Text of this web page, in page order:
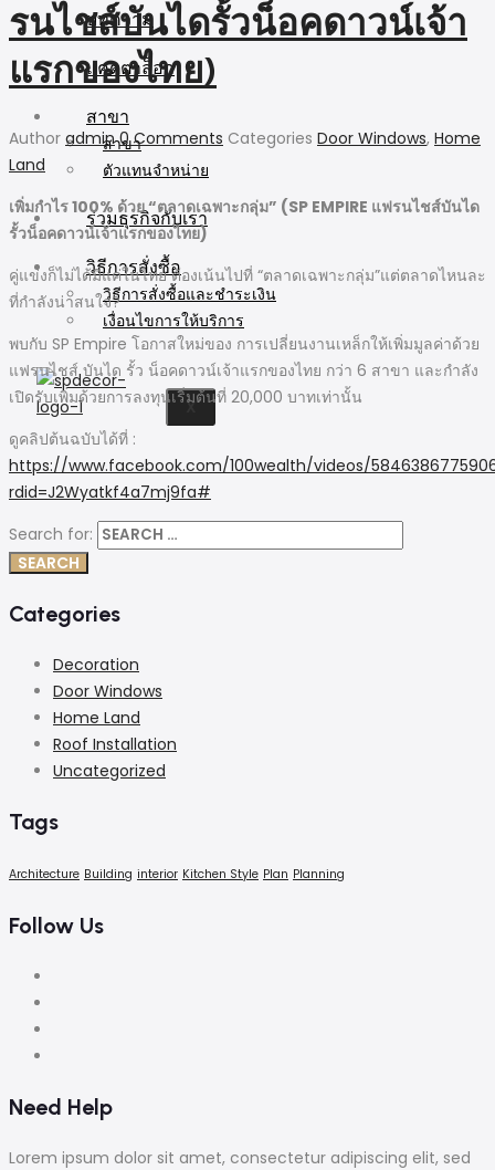
บทความ
แคตตาล็อก
สาขา
สาขา
ตัวแทนจำหน่าย
ร่วมธุรกิจกับเรา
วิธีการสั่งซื้อ
วิธีการสั่งซื้อและชำระเงิน
เงื่อนไขการให้บริการ
X
รนไชส์บันไดรั้วน็อคดาวน์เจ้า
แรกของไทย)
Author admin 0 Comments Categories Door Windows, Home
Land
เพิ่มกำไร 100% ด้วย “ตลาดเฉพาะกลุ่ม” (SP EMPIRE แฟรนไชส์บันได
รั้วน็อคดาวน์เจ้าแรกของไทย)
คู่แข่งก็ไม่ได้มีแค่ในไทย ต้องเน้นไปที่ “ตลาดเฉพาะกลุ่ม”แต่ตลาดไหนละ
ที่กำลังน่าสนใจ?
พบกับ SP Empire โอกาสใหม่ของ การเปลี่ยนงานเหล็กให้เพิ่มมูลค่าด้วย
แฟรนไชส์ บันได รั้ว น็อคดาวน์เจ้าแรกของไทย กว่า 6 สาขา และกำลัง
เปิดรับเพิ่มด้วยการลงทุนเริ่มต้นที่ 20,000 บาทเท่านั้น
ดูคลิปต้นฉบับได้ที่ :
https://www.facebook.com/100wealth/videos/
rdid=J2Wyatkf4a7mj9fa#
Search for:
Categories
Decoration
Door Windows
Home Land
Roof Installation
Uncategorized
Tags
Architecture Building interior Kitchen Style Plan Planning
Follow Us
Need Help
Lorem ipsum dolor sit amet, consectetur adipiscing elit, sed